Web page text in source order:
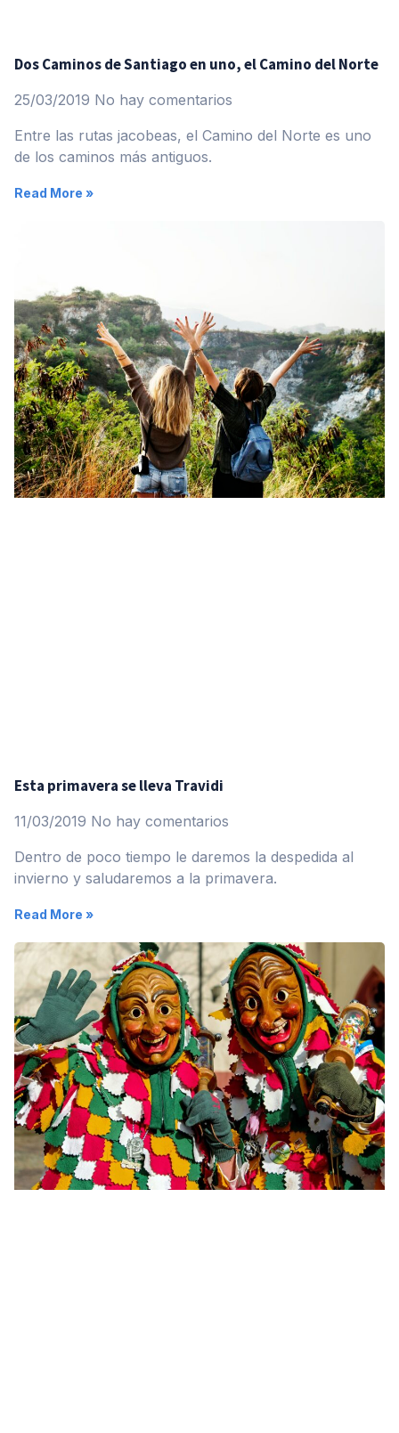
Dos Caminos de Santiago en uno, el Camino del Norte
25/03/2019 No hay comentarios
Entre las rutas jacobeas, el Camino del Norte es uno
de los caminos más antiguos.
Read More »
Esta primavera se lleva Travidi
11/03/2019 No hay comentarios
Dentro de poco tiempo le daremos la despedida al
invierno y saludaremos a la primavera.
Read More »